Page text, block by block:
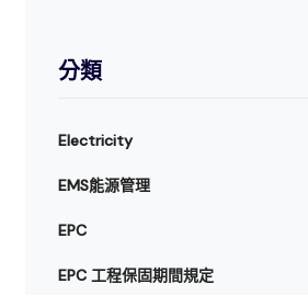
分類
Electricity
EMS能源管理
EPC
EPC 工程保固期間規定